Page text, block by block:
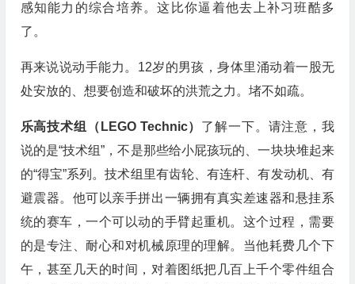
感知能力的综合培养。这比你逼着他去上补习班酷多
了。
再来说说动手能力。12岁的男孩，身体里涌动着一股无
处安放的、想要创造和破坏的洪荒之力。堵不如疏。
乐高技术组（LEGO Technic） 了解一下。请注意，我
说的是“技术组”，不是那些给小屁孩玩的、一块块堆起来
的“得宝”系列。技术组里有齿轮、有连杆、有发动机、有
避震器。他可以亲手拼出一辆拥有真实差速器和悬挂系
统的赛车，一个可以动的手臂起重机。这个过程，需要
的是专注、耐心和对机械原理的理解。当他耗费几个下
午，甚至几天的时间，对着图纸把几百上千个零件组合